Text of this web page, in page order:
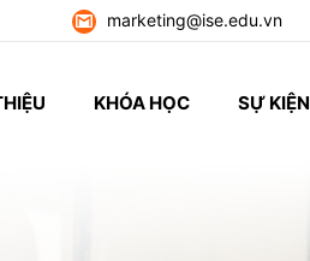
marketing@ise.edu.vn
KHÓA HỌC SỰ KIỆN